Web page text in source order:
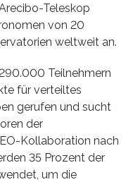
Teleskop
von 20
weltweit an.
Teilnehmern
für verteiltes
gerufen und sucht
der
Kollaboration nach
35 Prozent der
um die